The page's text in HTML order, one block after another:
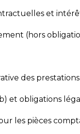
et
(hors
des
et obligations
les pièces